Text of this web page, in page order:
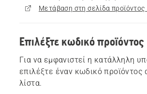
Μετάβαση στη σελίδα προϊόντος
Επιλέξτε κωδικό προϊόντος
Για να εμφανιστεί η κατάλληλη
επιλέξτε έναν κωδικό προϊόντος
λίστα.